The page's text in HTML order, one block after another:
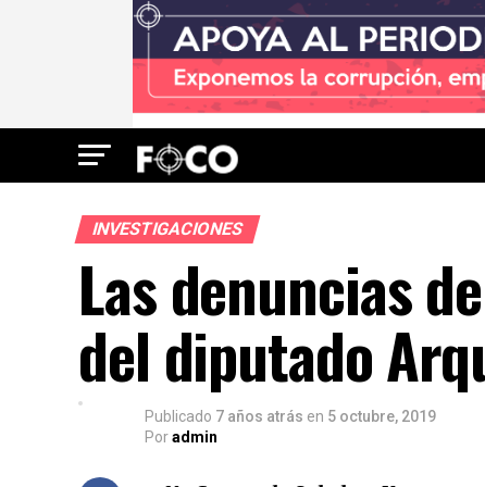
INVESTIGACIONES
Las denuncias
del diputado
Publicado 7 años atrás en 5 octubre, 2019
Poradmin